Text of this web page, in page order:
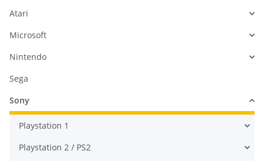
Atari
Microsoft
Nintendo
Sega
Sony
Playstation 1
Playstation 2 / PS2